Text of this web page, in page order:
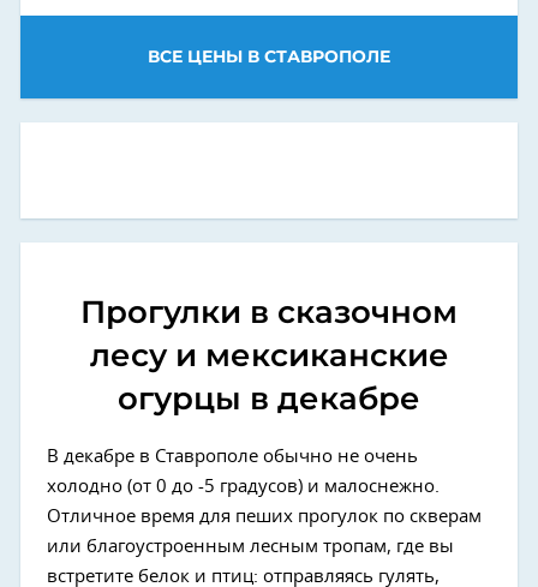
ВСЕ ЦЕНЫ В СТАВРОПОЛЕ
Прогулки в сказочном
лесу и мексиканские
огурцы в декабре
В декабре в Ставрополе обычно не очень
холодно (от 0 до -5 градусов) и малоснежно.
Отличное время для пеших прогулок по скверам
или благоустроенным лесным тропам, где вы
встретите белок и птиц: отправляясь гулять,